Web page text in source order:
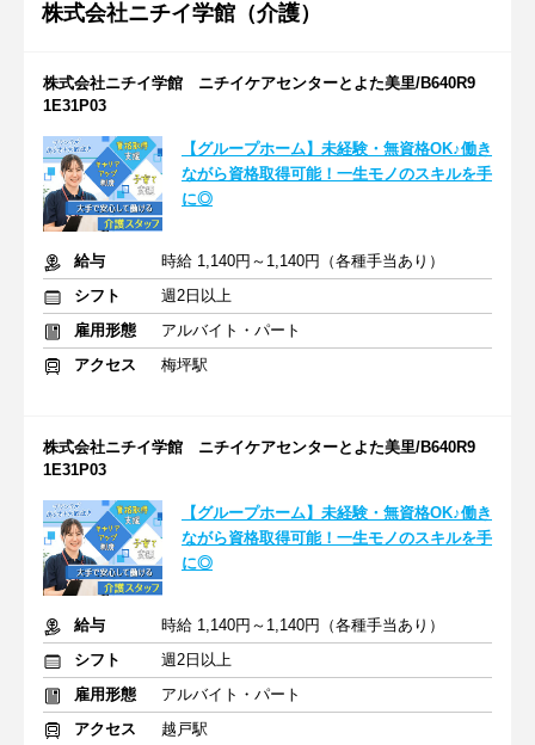
株式会社ニチイ学館（介護）
株式会社ニチイ学館 ニチイケアセンターとよた美里/B640R9
1E31P03
【グループホーム】未経験・無資格OK♪働き
ながら資格取得可能！一生モノのスキルを手
に◎
給与
時給 1,140円～1,140円（各種手当あり）
シフト
週2日以上
雇用形態
アルバイト・パート
アクセス
梅坪駅
株式会社ニチイ学館 ニチイケアセンターとよた美里/B640R9
1E31P03
【グループホーム】未経験・無資格OK♪働き
ながら資格取得可能！一生モノのスキルを手
に◎
給与
時給 1,140円～1,140円（各種手当あり）
シフト
週2日以上
雇用形態
アルバイト・パート
アクセス
越戸駅